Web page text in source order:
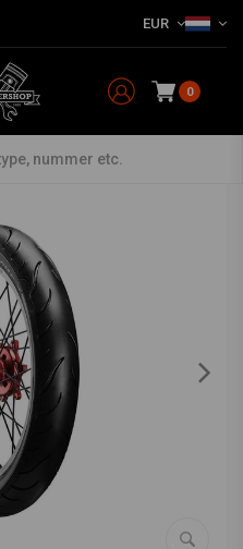
EUR
0
68V
70V21 68V